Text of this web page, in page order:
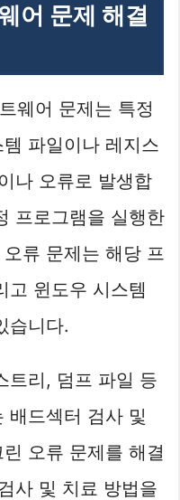
어 문제 해결
웨어 문제는 특정
파일이나 레지스
나 오류로 발생합
프로그램을 실행한
류 문제는 해당 프
고 윈도우 시스템
습니다.
트리, 덤프 파일 등
배드섹터 검사 및
오류 문제를 해결
사 및 치료 방법을